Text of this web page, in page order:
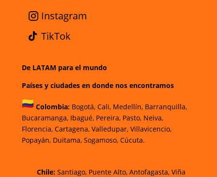
Instagram
TikTok
De LATAM para el mundo
Países y ciudades en donde nos encontramos
Colombia: Bogotá,Cali, Medellín, Barranquilla,
Bucaramanga,Ibagué,Pereira,Pasto, Neiva,
Florencia, Cartagena, Valledupar, Villavicencio,
Popayán, Duitama, Sogamoso, Cúcuta.
Chile:Santiago, Puente Alto, Antofagasta, Viña